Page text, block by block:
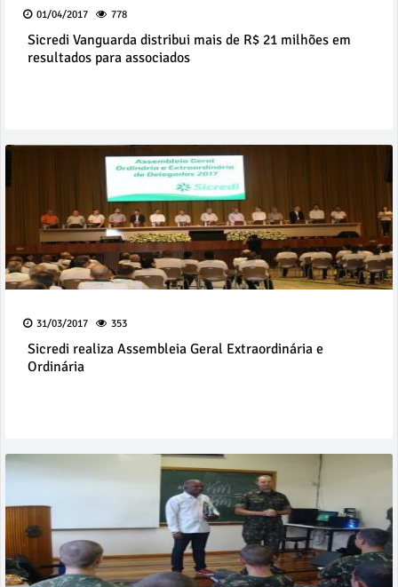
01/04/2017 778
Sicredi Vanguarda distribui mais de R$ 21 milhões em
resultados para associados
31/03/2017 353
Sicredi realiza Assembleia Geral Extraordinária e
Ordinária